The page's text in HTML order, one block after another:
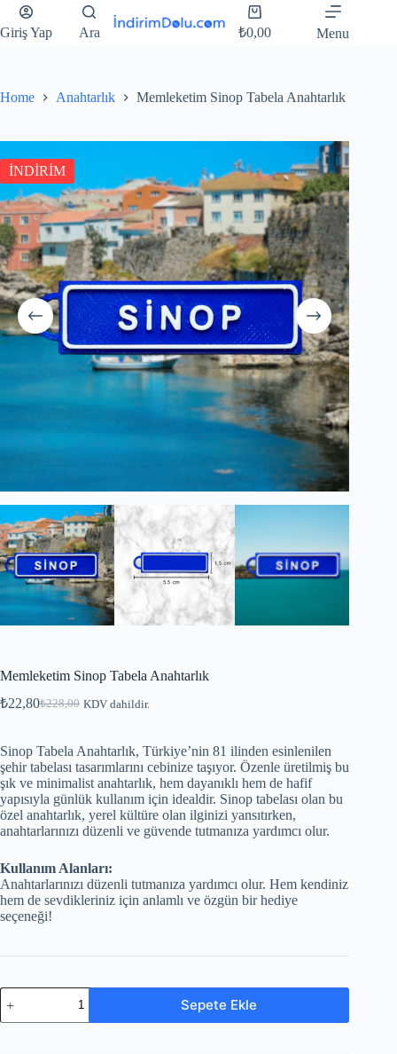
Giriş Yap Ara ₺0,00 Menu
Home Anahtarlık Memleketim Sinop Tabela Anahtarlık
İNDİRİM
Memleketim Sinop Tabela Anahtarlık
₺228,00
₺22,80 KDV dahildir.
Sinop Tabela Anahtarlık, Türkiye’nin 81 ilinden esinlenilen
şehir tabelası tasarımlarını cebinize taşıyor. Özenle üretilmiş bu
şık ve minimalist anahtarlık, hem dayanıklı hem de hafif
yapısıyla günlük kullanım için idealdir. Sinop tabelası olan bu
özel anahtarlık, yerel kültüre olan ilginizi yansıtırken,
anahtarlarınızı düzenli ve güvende tutmanıza yardımcı olur.
Kullanım Alanları:
Anahtarlarınızı düzenli tutmanıza yardımcı olur. Hem kendiniz
hem de sevdikleriniz için anlamlı ve özgün bir hediye
seçeneği!
Sepete Ekle